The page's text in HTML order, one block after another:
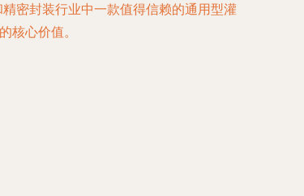
密封装行业中一款值得信赖的通用型灌
核心价值。